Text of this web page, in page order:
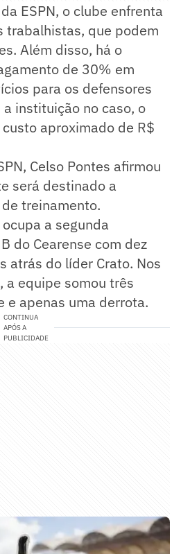
ESPN, o clube enfrenta
trabalhistas, que podem
Além disso, há o
de 30% em
para os defensores
instituição no caso, o
aproximado de R$
Celso Pontes afirmou
será destinado a
treinamento.
a segunda
do Cearense com dez
atrás do líder Crato. Nos
a equipe somou três
e apenas uma derrota.
CONTINUA
APÓS A
PUBLICIDADE